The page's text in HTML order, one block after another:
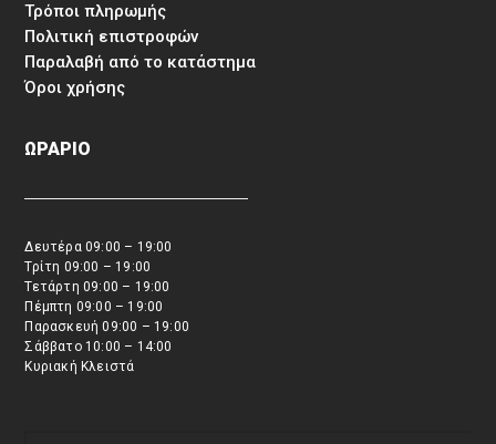
Τρόποι πληρωμής
Πολιτική επιστροφών
Παραλαβή από το κατάστημα
Όροι χρήσης
ΩΡΑΡΙΟ
Δευτέρα 09:00 – 19:00
Τρίτη 09:00 – 19:00
Τετάρτη 09:00 – 19:00
Πέμπτη 09:00 – 19:00
Παρασκευή 09:00 – 19:00
Σάββατο 10:00 – 14:00
Κυριακή Κλειστά